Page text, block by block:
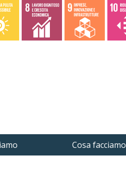
Cosa facciamo